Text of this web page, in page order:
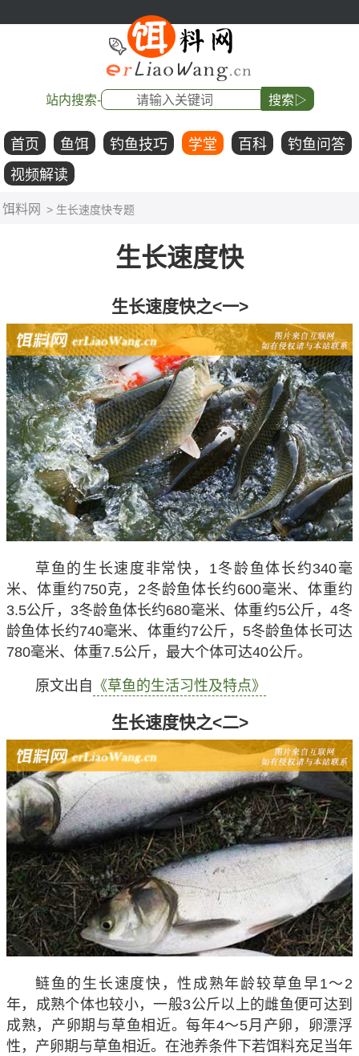
站内搜索- 搜索▷
首页 鱼饵 钓鱼技巧 学堂 百科
钓鱼问答
视频解读
饵料网 > 生长速度快专题
生长速度快
生长速度快之<一>
草鱼的生长速度非常快，1冬龄鱼体长约340毫
米、体重约750克，2冬龄鱼体长约600毫米、体重约
3.5公斤，3冬龄鱼体长约680毫米、体重约5公斤，4冬
龄鱼体长约740毫米、体重约7公斤，5冬龄鱼体长可达
780毫米、体重7.5公斤，最大个体可达40公斤。
原文出自 《草鱼的生活习性及特点》
生长速度快之<二>
鲢鱼的生长速度快，性成熟年龄较草鱼早1～2
年，成熟个体也较小，一般3公斤以上的雌鱼便可达到
成熟，产卵期与草鱼相近。每年4～5月产卵，卵漂浮
性，产卵期与草鱼相近。在池养条件下若饵料充足当年